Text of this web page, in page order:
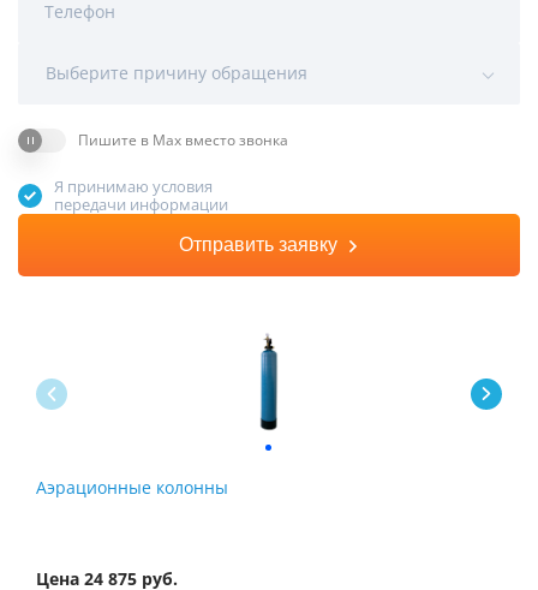
Телефон
Выберите причину обращения
Пишите в Max вместо звонка
Я принимаю условия
передачи информации
Отправить заявку
Аэрационные колонны
Цена 24 875 руб.